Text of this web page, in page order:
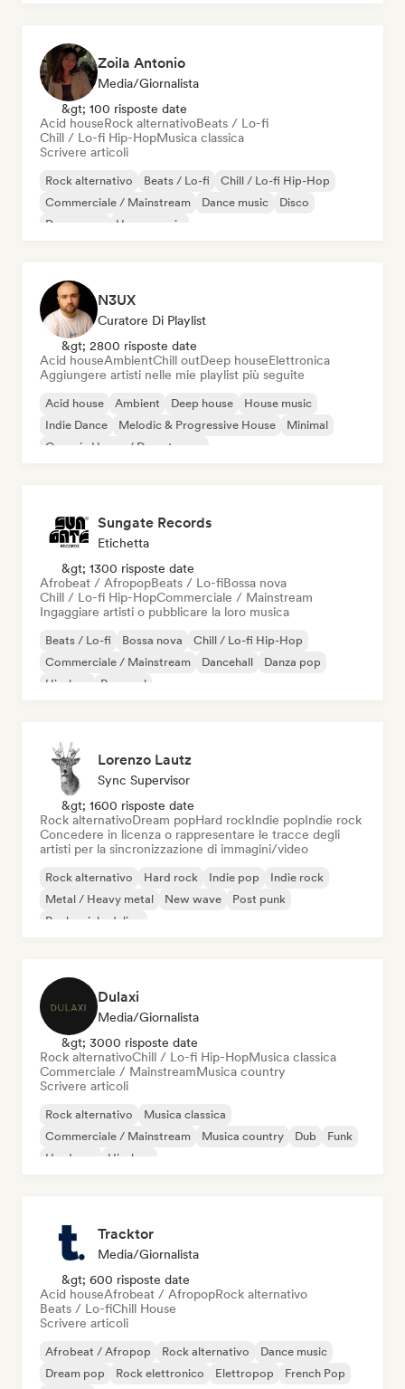
Zoila Antonio
Media/Giornalista
&gt; 100 risposte date
Acid houseRock alternativoBeats / Lo-fi
Chill / Lo-fi Hip-HopMusica classica
Scrivere articoli
Rock alternativo Beats / Lo-fi
Chill / Lo-fi Hip-Hop
Commerciale / Mainstream
Dance music
Disco
Dream pop
House music
N3UX
Curatore Di Playlist
&gt; 2800 risposte date
Acid houseAmbientChill outDeep houseElettronica
Aggiungere artisti nelle mie playlist più seguite
Acid house Ambient Deep house
House music
Indie Dance
Melodic & Progressive House
Minimal
Organic House / Downtempo
Sungate Records
Etichetta
&gt; 1300 risposte date
Afrobeat / AfropopBeats / Lo-fiBossa nova
Chill / Lo-fi Hip-HopCommerciale / Mainstream
Ingaggiare artisti o pubblicare la loro musica
Beats / Lo-fi Bossa nova
Chill / Lo-fi Hip-Hop
Commerciale / Mainstream
Dancehall
Danza pop
Hip-hop
Pop soul
Lorenzo Lautz
Sync Supervisor
&gt; 1600 risposte date
Rock alternativoDream popHard rockIndie popIndie rock
Concedere in licenza o rappresentare le tracce degli
artisti per la sincronizzazione di immagini/video
Rock alternativo Hard rock Indie pop
Indie rock
Metal / Heavy metal
New wave
Post punk
Rock psichedelico
Dulaxi
Media/Giornalista
&gt; 3000 risposte date
Rock alternativoChill / Lo-fi Hip-HopMusica classica
Commerciale / MainstreamMusica country
Scrivere articoli
Rock alternativo
Musica classica
Commerciale / Mainstream
Musica country Dub
Funk
Hardcore
Hip-hop
Tracktor
Media/Giornalista
&gt; 600 risposte date
Acid houseAfrobeat / AfropopRock alternativo
Beats / Lo-fiChill House
Scrivere articoli
Afrobeat / Afropop Rock alternativo
Dance music
Dream pop
Rock elettronico Elettropop
French Pop